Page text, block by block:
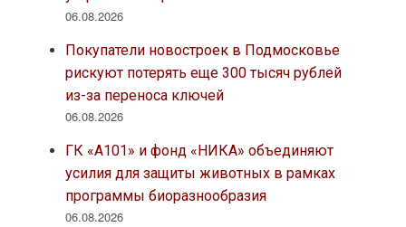
06.08.2026
Покупатели новостроек в Подмосковье
рискуют потерять еще 300 тысяч рублей
из-за переноса ключей
06.08.2026
ГК «А101» и фонд «НИКА» объединяют
усилия для защиты животных в рамках
программы биоразнообразия
06.08.2026